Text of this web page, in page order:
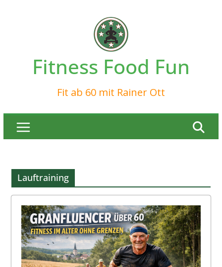
Fitness Food Fun
Fit ab 60 mit Rainer Ott
Lauftraining